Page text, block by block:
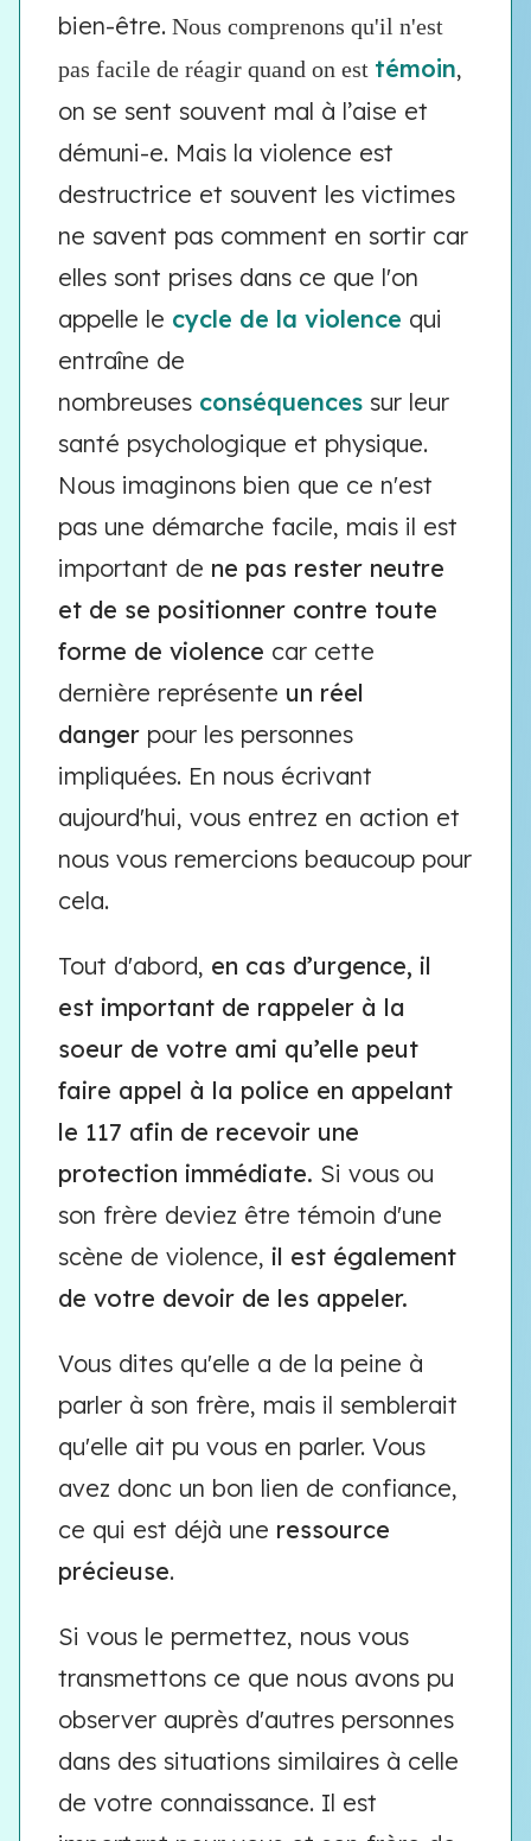
bien-être. Nous comprenons qu'il n'est
pas facile de réagir quand on est témoin,
on se sent souvent mal à l’aise et
démuni-e. Mais la violence est
destructrice et souvent les victimes
ne savent pas comment en sortir car
elles sont prises dans ce que l'on
appelle le cycle de la violence qui
entraîne de
nombreuses conséquences sur leur
santé psychologique et physique.
Nous imaginons bien que ce n'est
pas une démarche facile, mais il est
important de ne pas rester neutre
et de se positionner contre toute
forme de violence car cette
dernière représente un réel
danger pour les personnes
impliquées. En nous écrivant
aujourd'hui, vous entrez en action et
nous vous remercions beaucoup pour
cela.
Tout d'abord, en cas d’urgence, il
est important de rappeler à la
soeur de votre ami qu’elle peut
faire appel à la police en appelant
le 117 afin de recevoir une
protection immédiate. Si vous ou
son frère deviez être témoin d'une
scène de violence, il est également
de votre devoir de les appeler.
Vous dites qu'elle a de la peine à
parler à son frère, mais il semblerait
qu'elle ait pu vous en parler. Vous
avez donc un bon lien de confiance,
ce qui est déjà une ressource
précieuse.
Si vous le permettez, nous vous
transmettons ce que nous avons pu
observer auprès d'autres personnes
dans des situations similaires à celle
de votre connaissance. Il est